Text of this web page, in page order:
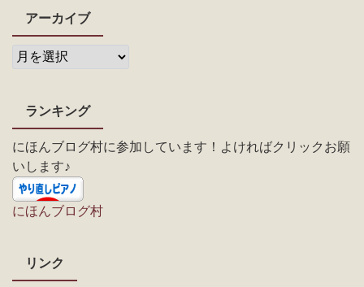
アーカイブ
ランキング
にほんブログ村に参加しています！よければクリックお願
いします♪
にほんブログ村
リンク